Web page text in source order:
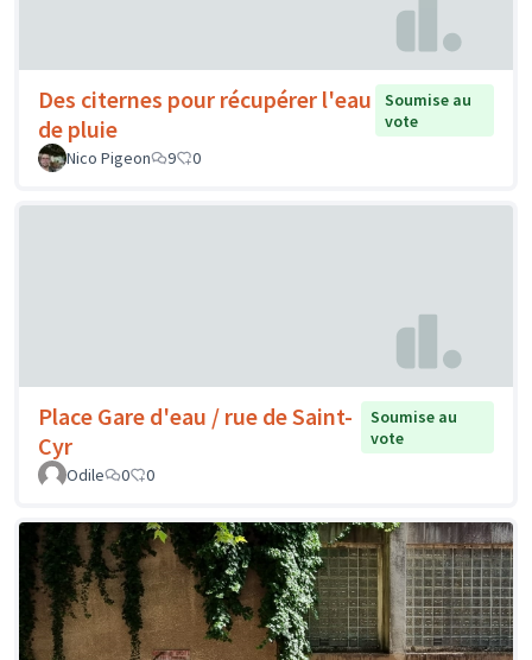
Des citernes pour récupérer l'eau
de pluie
Soumise au
vote
Nico Pigeon
9 0
Place Gare d'eau / rue de Saint-
Cyr
Soumise au
vote
Odile
0 0